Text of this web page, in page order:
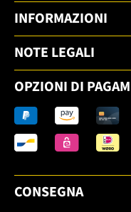
INFORMAZIONI
NOTE LEGALI
OPZIONI DI
CONSEGNA